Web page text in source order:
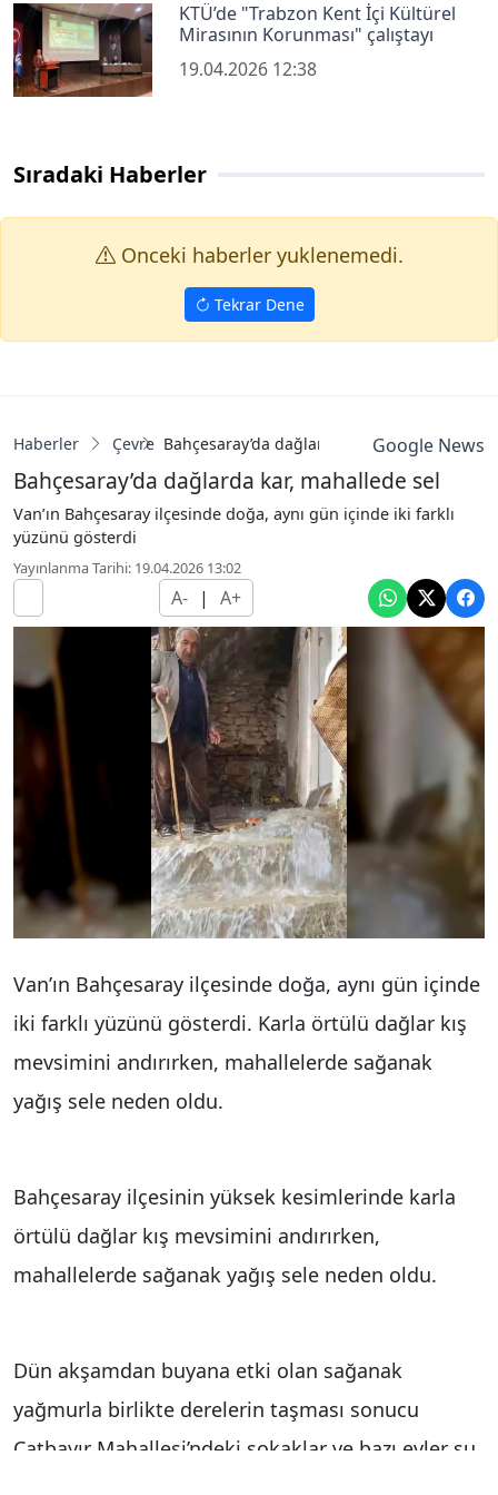
KTÜ’de "Trabzon Kent İçi Kültürel
Mirasının Korunması" çalıştayı
19.04.2026 12:38
Sıradaki Haberler
Onceki haberler yuklenemedi.
Tekrar Dene
Haberler Çevre Bahçesaray’da dağlarda kar, mahallede sel
Google News
Bahçesaray’da dağlarda kar, mahallede sel
Van’ın Bahçesaray ilçesinde doğa, aynı gün içinde iki farklı
yüzünü gösterdi
Yayınlanma Tarihi: 19.04.2026 13:02
A- | A+
Van’ın Bahçesaray ilçesinde doğa, aynı gün içinde
iki farklı yüzünü gösterdi. Karla örtülü dağlar kış
mevsimini andırırken, mahallelerde sağanak
yağış sele neden oldu.
Bahçesaray ilçesinin yüksek kesimlerinde karla
örtülü dağlar kış mevsimini andırırken,
mahallelerde sağanak yağış sele neden oldu.
Dün akşamdan buyana etki olan sağanak
yağmurla birlikte derelerin taşması sonucu
Çatbayır Mahallesi’ndeki sokaklar ve bazı evler su